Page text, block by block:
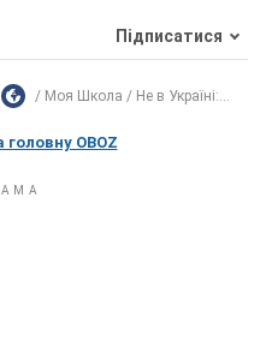
Підписатися
Моя Школа Не в Україні:...
OBOZ